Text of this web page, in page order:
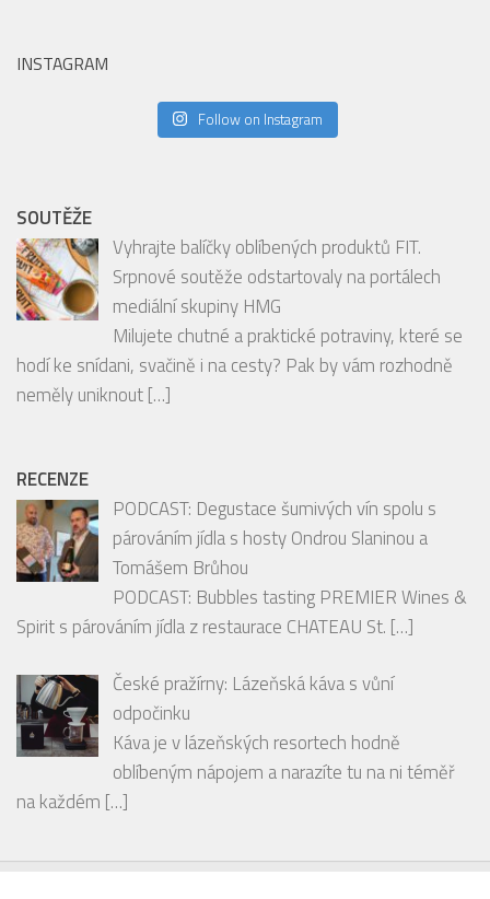
INSTAGRAM
Follow on Instagram
SOUTĚŽE
Vyhrajte balíčky oblíbených produktů FIT.
Srpnové soutěže odstartovaly na portálech
mediální skupiny HMG
Milujete chutné a praktické potraviny, které se
hodí ke snídani, svačině i na cesty? Pak by vám rozhodně
neměly uniknout[…]
RECENZE
PODCAST: Degustace šumivých vín spolu s
párováním jídla s hosty Ondrou Slaninou a
Tomášem Brůhou
PODCAST: Bubbles tasting PREMIER Wines &
Spirit s párováním jídla z restaurace CHATEAU St. […]
České pražírny: Lázeňská káva s vůní
odpočinku
Káva je v lázeňských resortech hodně
oblíbeným nápojem a narazíte tu na ni téměř
na každém […]